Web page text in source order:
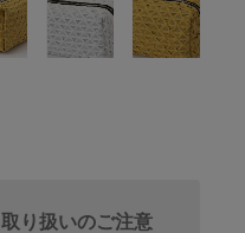
取り扱いのご注意